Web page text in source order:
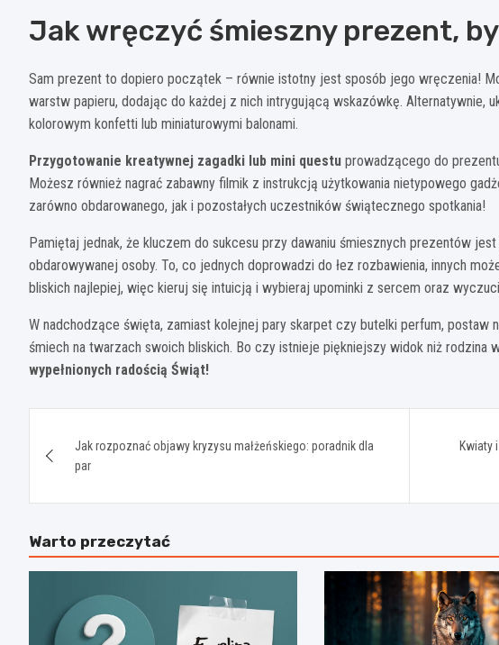
Jak wręczyć śmieszny prezent,
Sam prezent to dopiero początek – równie istotny jest sposób jego wręczenia!
warstw papieru, dodając do każdej z nich intrygującą wskazówkę. Alternatywnie,
kolorowym konfetti lub miniaturowymi balonami.
Przygotowanie kreatywnej zagadki lub mini questu prowadzącego do
Możesz również nagrać zabawny filmik z instrukcją użytkowania nietypowego
zarówno obdarowanego, jak i pozostałych uczestników świątecznego spotkania!
Pamiętaj jednak, że kluczem do sukcesu przy dawaniu śmiesznych prezentów
obdarowywanej osoby. To, co jednych doprowadzi do łez rozbawienia, innych
bliskich najlepiej, więc kieruj się intuicją i wybieraj upominki z sercem oraz
W nadchodzące święta, zamiast kolejnej pary skarpet czy butelki perfum, postaw
śmiech na twarzach swoich bliskich. Bo czy istnieje piękniejszy widok niż rodzina
wypełnionych radością Świąt!
wpisu
Jak rozpoznać objawy kryzysu małżeńskiego: poradnik dla
par
Kwiaty
Warto przeczytać